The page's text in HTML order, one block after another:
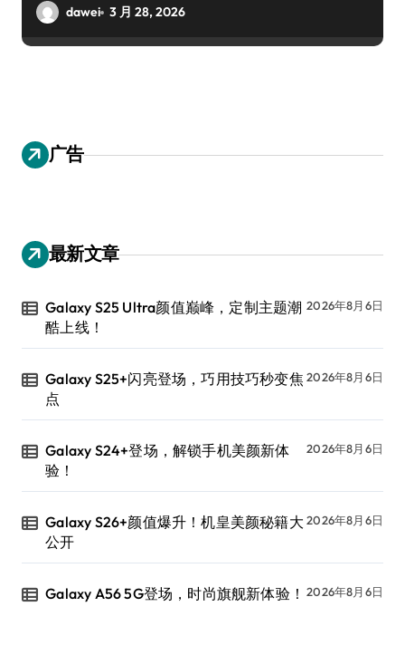
dawei 3 月 28, 2026
广告
最新文章
Galaxy S25 Ultra颜值巅峰，定制主题潮
酷上线！
2026年8月6日
Galaxy S25+闪亮登场，巧用技巧秒变焦
点
2026年8月6日
Galaxy S24+登场，解锁手机美颜新体
验！
2026年8月6日
Galaxy S26+颜值爆升！机皇美颜秘籍大
公开
2026年8月6日
Galaxy A56 5G登场，时尚旗舰新体验！ 2026年8月6日